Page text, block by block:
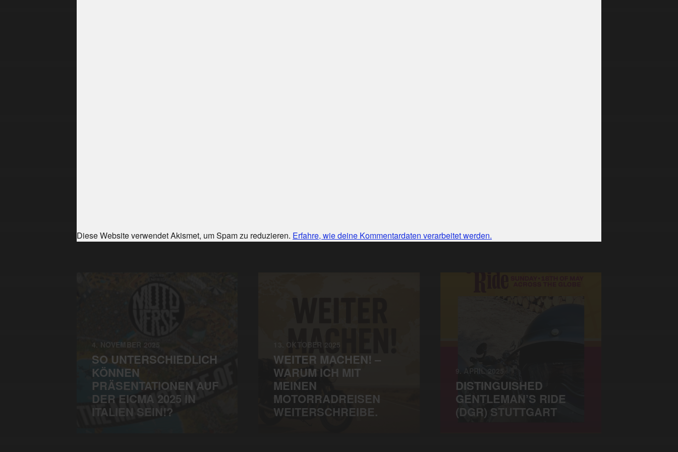
Diese Website verwendet Akismet, um Spam zu reduzieren. Erfahre, wie deine Kommentardaten verarbeitet werden.
4. NOVEMBER 2025
SO UNTERSCHIEDLICH
KÖNNEN
PRÄSENTATIONEN AUF
DER EICMA 2025 IN
ITALIEN SEIN!?
13. OKTOBER 2025
WEITER MACHEN! –
WARUM ICH MIT
MEINEN
MOTORRADREISEN
WEITERSCHREIBE.
9. APRIL 2025
DISTINGUISHED
GENTLEMAN’S RIDE
(DGR) STUTTGART